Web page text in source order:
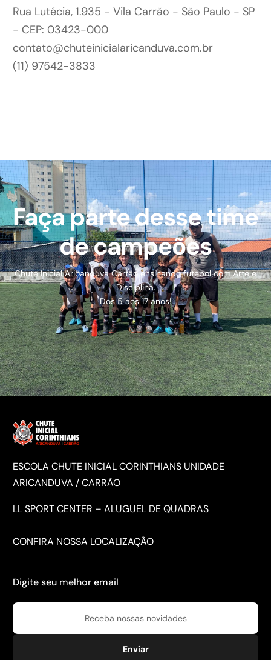
Rua Lutécia, 1.935 - Vila Carrão - São Paulo - SP
- CEP: 03423-000
contato@chuteinicialaricanduva.com.br
(11) 97542-3833
Faça parte desse time
de campeões
Chute Inicial Aricanduva Cartão ensinando futebol com Arte e
Disciplina.
Dos 5 aos 17 anos!
ESCOLA CHUTE INICIAL CORINTHIANS UNIDADE
ARICANDUVA / CARRÃO
LL SPORT CENTER – ALUGUEL DE QUADRAS
CONFIRA NOSSA LOCALIZAÇÃO
Digite seu melhor email
Enviar